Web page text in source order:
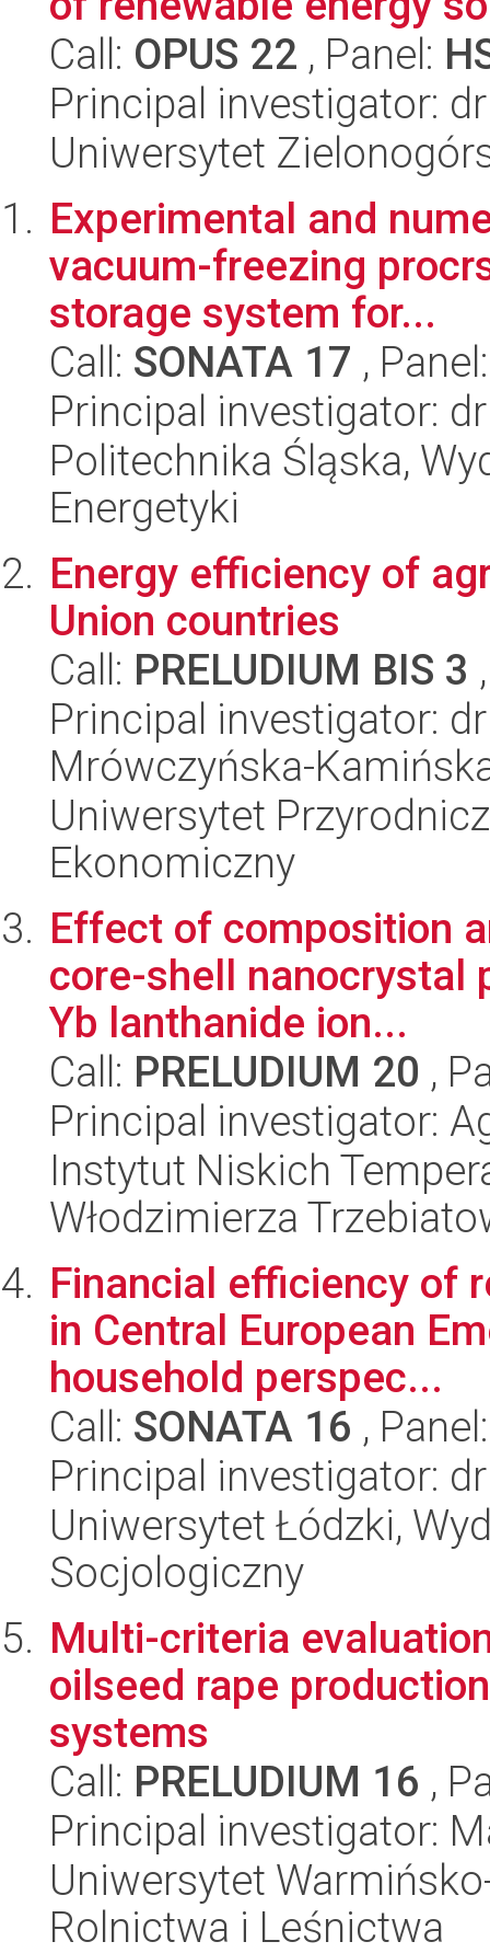
Call: OPUS 22 , Panel:
Principal investigator:
Uniwersytet
Experimental and
vacuum-freezing
storage system for...
Call: SONATA 17 ,
Principal investigator:
Politechnika Śląska,
Energetyki
Energy efficiency of
Union countries
Call: PRELUDIUM BIS 3
Principal investigator:
Mrówczyńska-
Uniwersytet
Ekonomiczny
Effect of composition
core-shell nanocrystal
Yb lanthanide ion...
Call: PRELUDIUM 20 ,
Principal investigator:
Instytut Niskich
Włodzimierza
Financial efficiency of
in Central European
household perspec...
Call: SONATA 16 ,
Principal investigator:
Uniwersytet Łódzki,
Socjologiczny
Multi-criteria
oilseed rape
systems
Call: PRELUDIUM 16 ,
Principal investigator:
Uniwersytet
Rolnictwa i Leśnictwa